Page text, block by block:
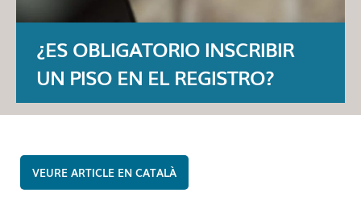
¿ES OBLIGATORIO INSCRIBIR
UN PISO EN EL REGISTRO?
CATALÀ